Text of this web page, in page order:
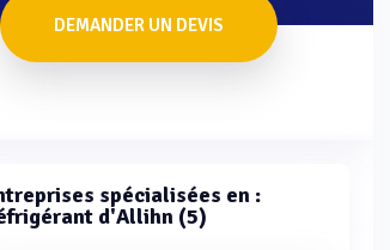
DEMANDER UN DEVIS
spécialisées en :
d'Allihn (5)